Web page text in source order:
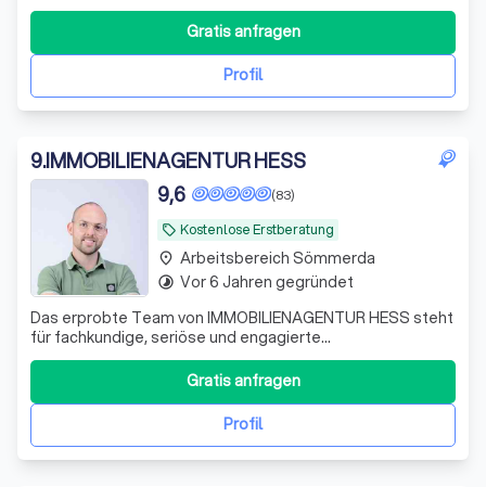
unabhängig ✅Hohe Fachkompetenz ✅Digital & schnell
Profil
Gratis anfragen
9.IMMOBILIENAGENTUR HESS
local_offer Kostenlose Erstberatung
(83)
9,6
Das erprobte Team von IMMOBILIENAGENTUR HESS steht
für fachkundige, seriöse und engagierte
Vermittlungsarbeit. Wir führen Verkäufer und Käufer,
Vermieter und Mieter zusammen - zum Wohle aller
Beteiligten. Hinter dem Gründer, Stanley Hess, steht ein
Team aus erfahrenen und qualifizierten Immobiliene
Profil
Gratis anfragen
place Arbeitsbereich Sömmerda
timelapse Vor 6 Jahren gegründet